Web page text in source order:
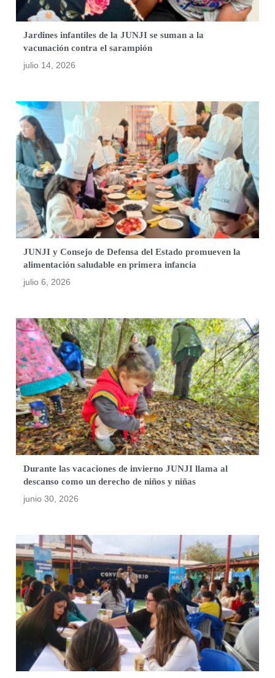
Jardines infantiles de la JUNJI se suman a la
vacunación contra el sarampión
julio 14, 2026
JUNJI y Consejo de Defensa del Estado promueven la
alimentación saludable en primera infancia
julio 6, 2026
Durante las vacaciones de invierno JUNJI llama al
descanso como un derecho de niños y niñas
junio 30, 2026